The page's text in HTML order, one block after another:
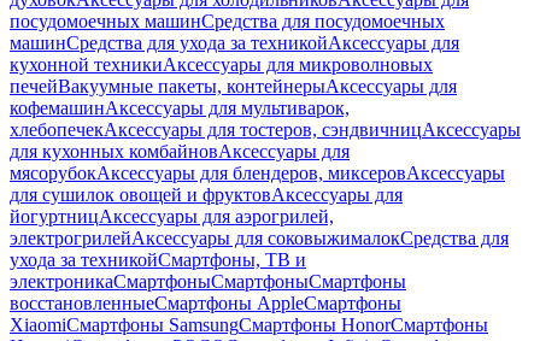
посудомоечных машинСредства для посудомоечных
машинСредства для ухода за техникойАксессуары для
кухонной техникиАксессуары для микроволновых
печейВакуумные пакеты, контейнерыАксессуары для
кофемашинАксессуары для мультиварок,
хлебопечекАксессуары для тостеров, сэндвичницАксессуары
для кухонных комбайновАксессуары для
мясорубокАксессуары для блендеров, миксеровАксессуары
для сушилок овощей и фруктовАксессуары для
йогуртницАксессуары для аэрогрилей,
электрогрилейАксессуары для соковыжималокСредства для
ухода за техникойСмартфоны, ТВ и
электроникаСмартфоныСмартфоныСмартфоны
восстановленныеСмартфоны AppleСмартфоны
XiaomiСмартфоны SamsungСмартфоны HonorСмартфоны